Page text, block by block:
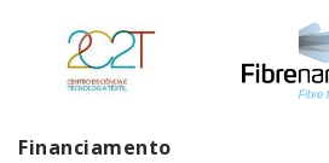
Financiamento